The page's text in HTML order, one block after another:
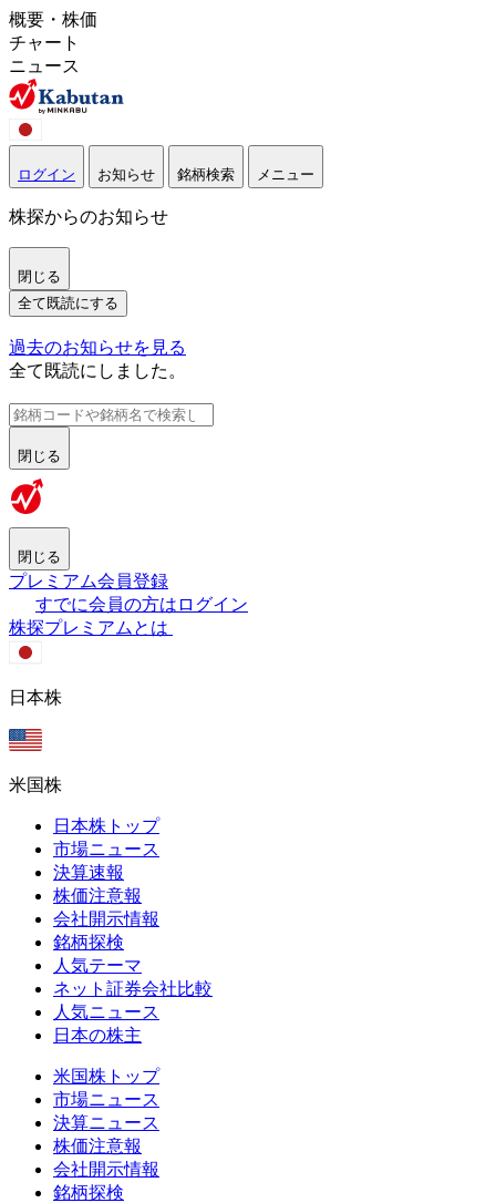
概要・株価
チャート
ニュース
ログイン お知らせ 銘柄検索 メニュー
株探からのお知らせ
閉じる
全て既読にする
過去のお知らせを見る
全て既読にしました。
閉じる
閉じる
プレミアム会員登録
すでに会員の方はログイン
株探プレミアムとは
日本株
米国株
日本株トップ
市場ニュース
決算速報
株価注意報
会社開示情報
銘柄探検
人気テーマ
ネット証券会社比較
人気ニュース
日本の株主
米国株トップ
市場ニュース
決算ニュース
株価注意報
会社開示情報
銘柄探検